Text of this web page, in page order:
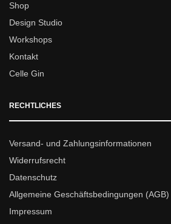
Shop
Design Studio
Workshops
Kontakt
Celle Gin
RECHTLICHES
Versand- und Zahlungsinformationen
Widerrufsrecht
Datenschutz
Allgemeine Geschäftsbedingungen (AGB)
Impressum